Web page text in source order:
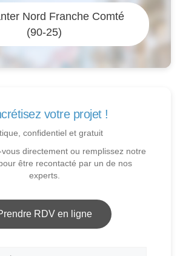
Nord Franche Comté
(90-25)
votre projet !
confidentiel et gratuit
directement ou remplissez notre
être recontacté par un de nos
experts.
RDV en ligne